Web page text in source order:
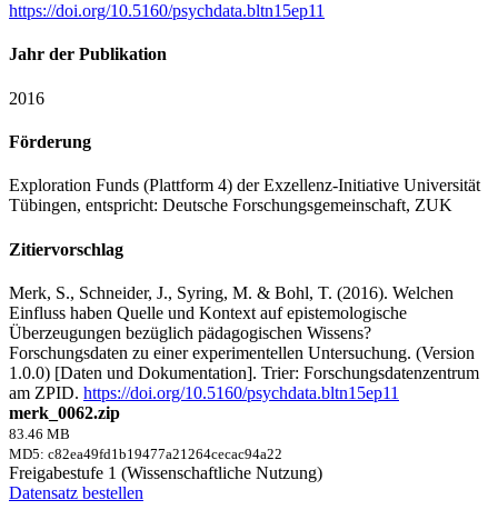
https://doi.org/10.5160/psychdata.bltn15ep11
Jahr der Publikation
2016
Förderung
Exploration Funds (Plattform 4) der Exzellenz-Initiative Universität
Tübingen, entspricht: Deutsche Forschungsgemeinschaft, ZUK
Zitiervorschlag
Merk, S., Schneider, J., Syring, M. & Bohl, T. (2016). Welchen
Einfluss haben Quelle und Kontext auf epistemologische
Überzeugungen bezüglich pädagogischen Wissens?
Forschungsdaten zu einer experimentellen Untersuchung. (Version
1.0.0) [Daten und Dokumentation]. Trier: Forschungsdatenzentrum
am ZPID. https://doi.org/10.5160/psychdata.bltn15ep11
merk_0062.zip
83.46 MB
MD5: c82ea49fd1b19477a21264cecac94a22
Freigabestufe 1 (Wissenschaftliche Nutzung)
Datensatz bestellen